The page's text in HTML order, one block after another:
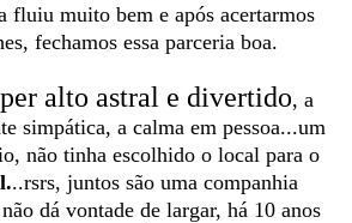
fluiu muito bem e após acertarmos
fechamos essa parceria boa.
alto astral e divertido, a
simpática, a calma em pessoa...um
não tinha escolhido o local para o
..rsrs, juntos são uma companhia
dá vontade de largar, há 10 anos